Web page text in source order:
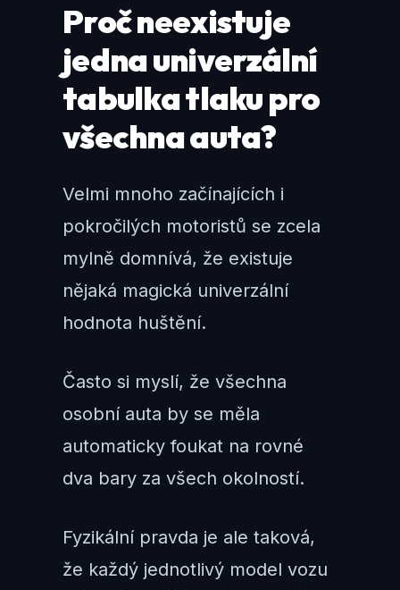
Proč neexistuje
jedna univerzální
tabulka tlaku pro
všechna auta?
Velmi mnoho začínajících i
pokročilých motoristů se zcela
mylně domnívá, že existuje
nějaká magická univerzální
hodnota huštění.
Často si myslí, že všechna
osobní auta by se měla
automaticky foukat na rovné
dva bary za všech okolností.
Fyzikální pravda je ale taková,
že každý jednotlivý model vozu